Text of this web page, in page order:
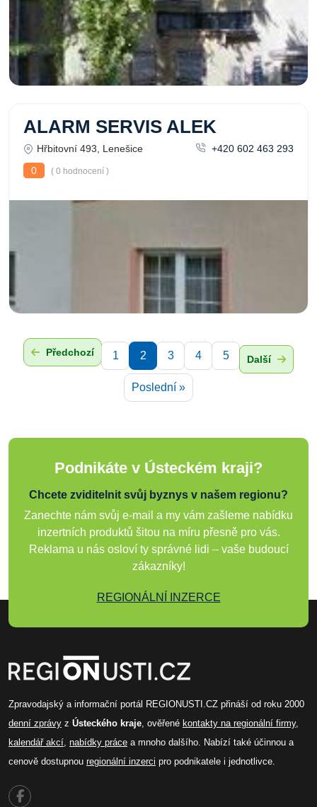
ALARM SERVIS ALEK
Hřbitovní 493, Lenešice
+420 602 463 293
0
( 0 hodnocení )
Předchozí 1 2 3 4 5 Další
Poslední »
Podnikáte v Ústeckém kraji?
Chcete zviditelnit svůj byznys v našem regionu?
Zanechte nám svůj e-mail a my vám zašleme nabídku
inzertních produktů šitou na míru přesně pro vás.
Reklama u nás osloví ty správné lidi – vaše budoucí
zákazníky!
REGIONÁLNÍ INZERCE
Zpravodajský a informační portál REGIONUSTI.CZ přináší od roku 2000
denní zprávy z Ústeckého kraje, ověřené kontakty na regionální firmy,
kalendář akcí, nabídky práce a mnoho dalšího. Nabízí také účinnou a
cenově dostupnou regionální inzerci pro podnikatele i jednotlivce.